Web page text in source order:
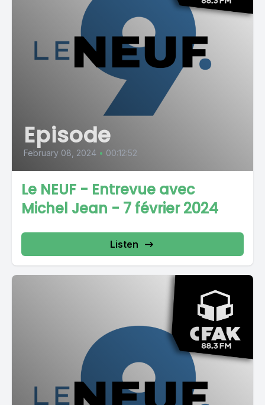
Episode
February 08, 2024 • 00:12:52
Le NEUF - Entrevue avec
Michel Jean - 7 février 2024
Listen